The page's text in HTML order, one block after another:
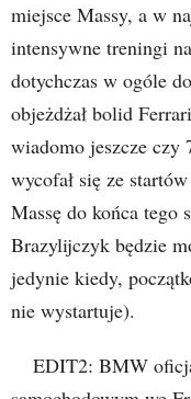
miejsce Massy, a w
intensywne treningi
dotychczas w ogóle
objeżdżał bolid
wiadomo jeszcze
wycofał się ze
Massę do końca
Brazylijczyk będzie
jedynie kiedy,
nie wystartuje).
EDIT2: BMW